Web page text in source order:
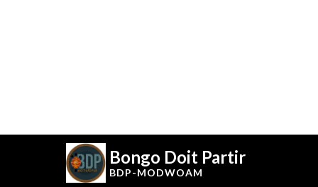
Bongo Doit Partir
BDP-MODWOAM